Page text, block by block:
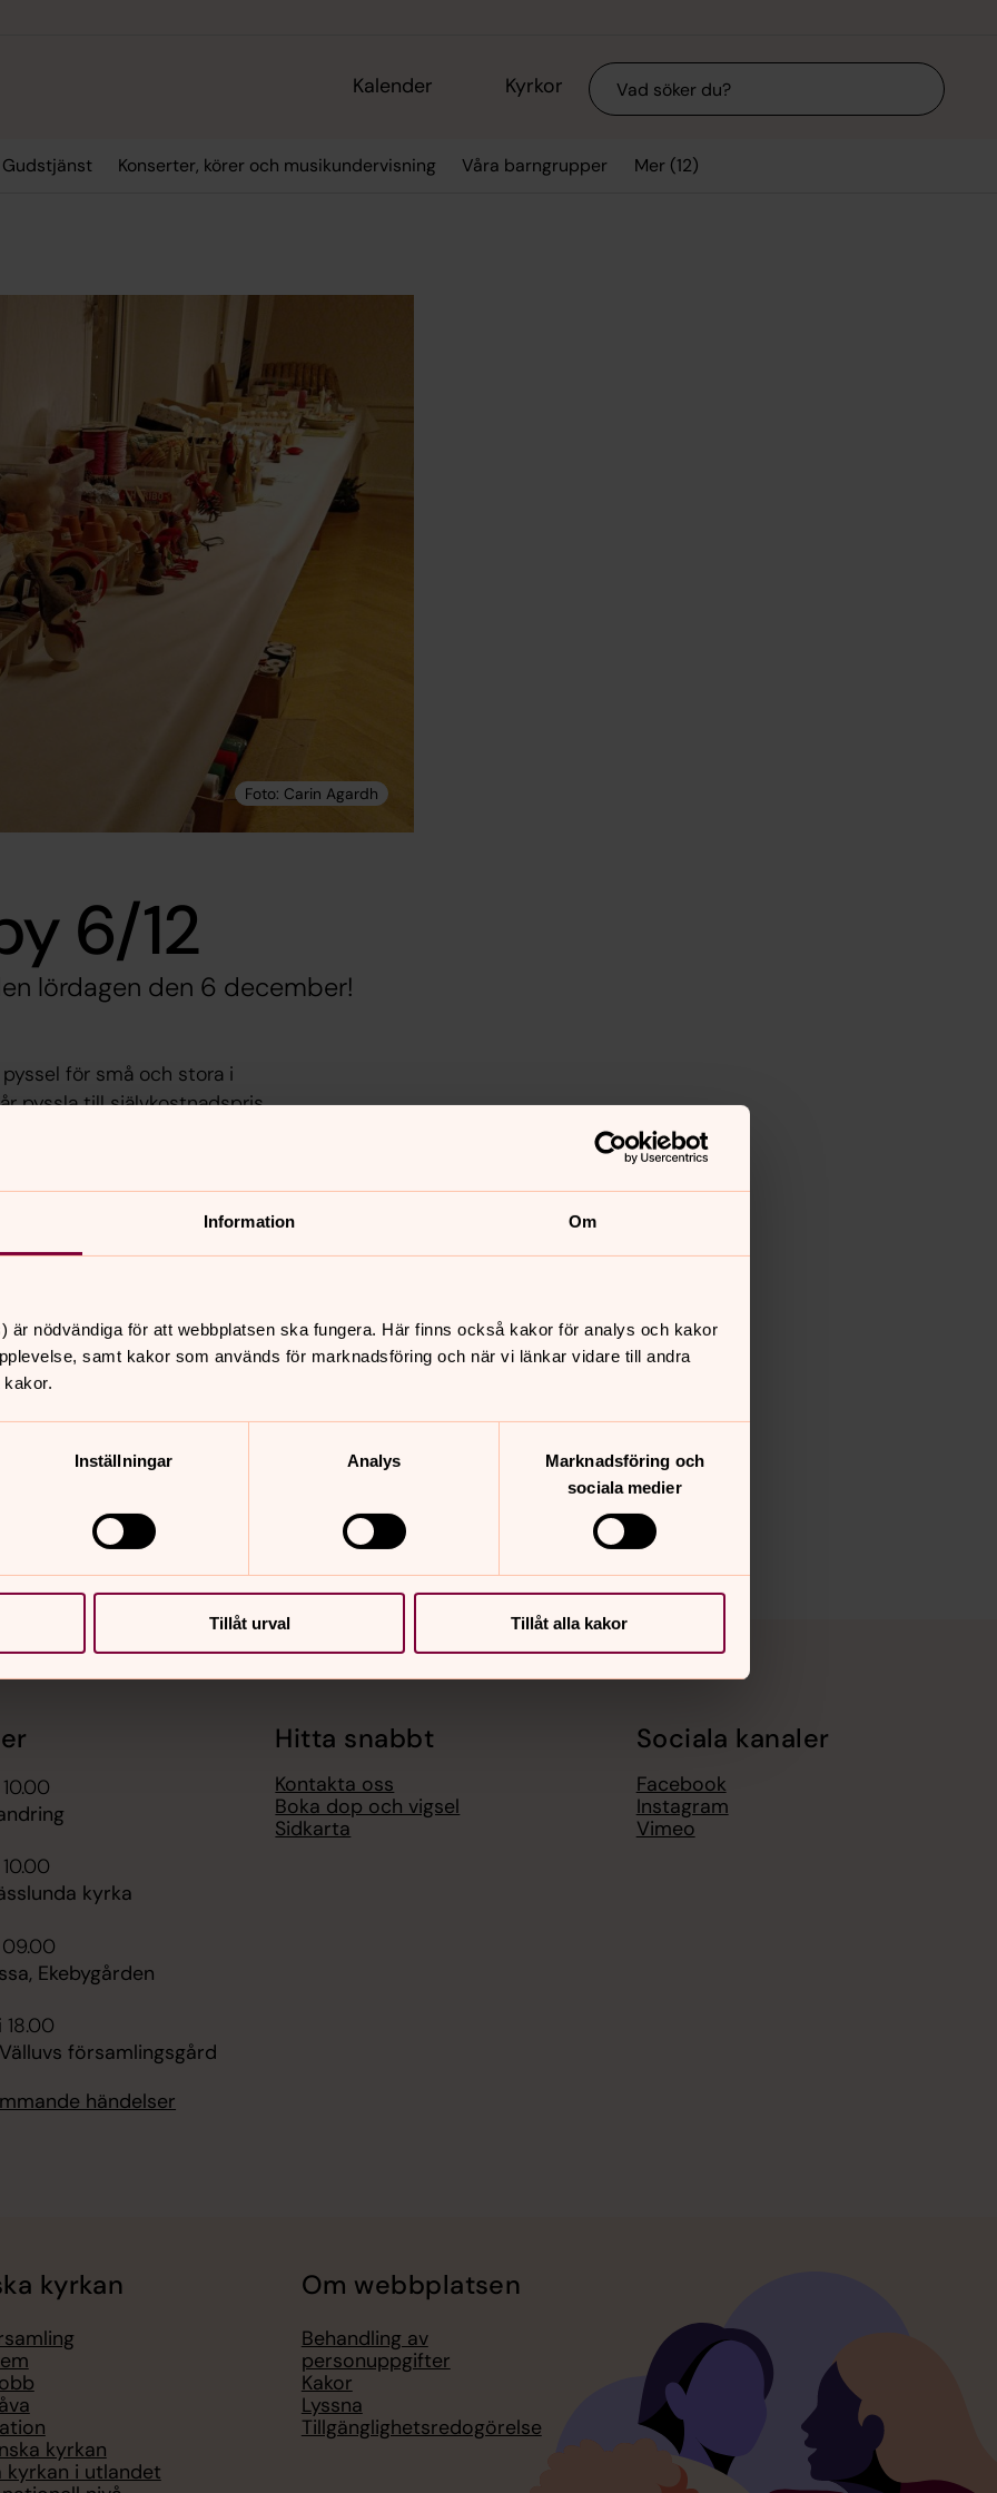
Information Om
är nödvändiga för att webbplatsen ska fungera. Här finns också kakor för analys och kakor
samt kakor som används för marknadsföring och när vi länkar vidare till andra
Inställningar Analys
Marknadsföring och
sociala medier
Tillåt urval Tillåt alla kakor
Kalender Kyrkor Sök
Gudstjänst Konserter, körer och musikundervisning Våra barngrupper Mer (12)
6/12
lördagen den 6 december!
för små och stora i
pyssla till självkostnadspris.
kyrka
09.00
Ekebygården
18.00
församlingsgård
händelser
Hitta snabbt
Kontakta oss
Boka dop och vigsel
Sidkarta
Sociala kanaler
Facebook
Instagram
Vimeo
kyrkan
kyrkan
kyrkan i utlandet
Om webbplatsen
Behandling av
personuppgifter
Kakor
Lyssna
Tillgänglighetsredogörelse